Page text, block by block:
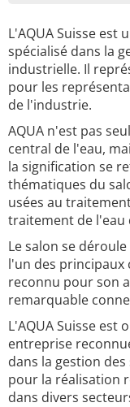
L'AQUA Suisse est
spécialisé dans la
industrielle. Il
pour les
de l'industrie.
AQUA n'est pas
central de l'eau,
la signification se
thématiques du
usées au
traitement de l'eau
Le salon se
l'un des principaux
reconnu pour son
remarquable
L'AQUA Suisse est
entreprise
dans la gestion
pour la réalisation
dans divers